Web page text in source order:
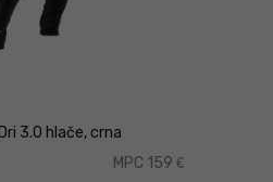
3.0 hlače, crna
MPC 159 €